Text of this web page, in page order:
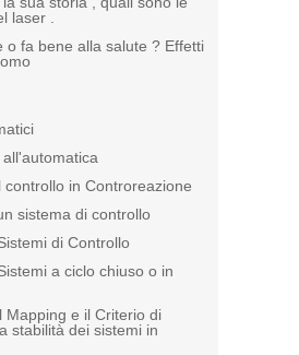
laser .
o fa bene alla salute ? Effetti
controllo in Controreazione
sistema di controllo
di Controllo
a ciclo chiuso o in
Mapping e il Criterio di
stabilità dei sistemi in